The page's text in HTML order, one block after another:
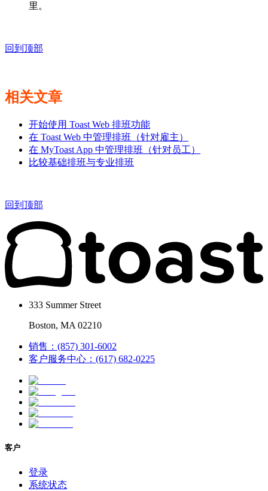
里。
回到顶部
相关文章
开始使用 Toast Web 排班功能
在 Toast Web 中管理排班（针对雇主）
在 MyToast App 中管理排班（针对员工）
比较基础排班与专业排班
回到顶部
333 Summer Street
Boston, MA 02210
销售：(857) 301-6002
客户服务中心：(617) 682-0225
客户
登录
系统状态